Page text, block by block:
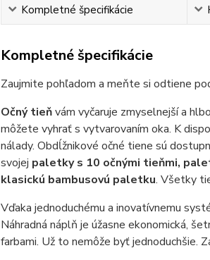
Kompletné špecifikácie
Kompletné špecifikácie
Zaujmite pohľadom a meňte si odtiene
Očný tieňvám vyčaruje zmyselnejší a
môžete vyhrať s vytvarovaním oka. K
nálady. Obdĺžnikové očné tiene sú
svojej paletky s 10 očnými tieňmi,
klasickú bambusovú paletku. Všetky
Vďaka jednoduchému a inovatívnemu
Náhradná náplň je úžasne ekonomická,
farbami. Už to nemôže byť jednoduchšie.